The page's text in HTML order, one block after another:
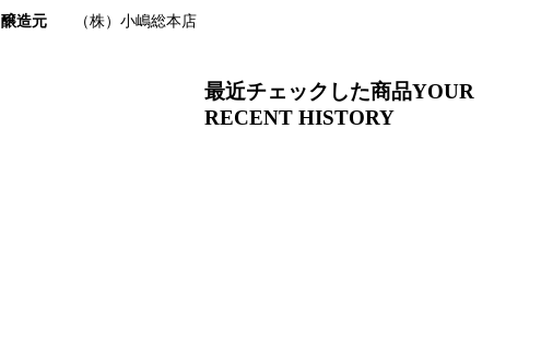
醸造元 （株）小嶋総本店
最近チェックした商品YOUR
RECENT HISTORY